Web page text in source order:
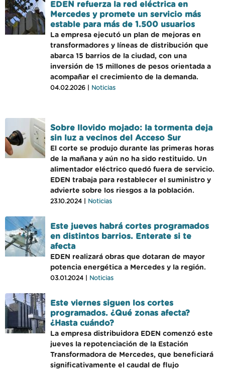
EDEN refuerza la red eléctrica en
Mercedes y promete un servicio más
estable para más de 1.500 usuarios
La empresa ejecutó un plan de mejoras en
transformadores y líneas de distribución que
abarca 15 barrios de la ciudad, con una
inversión de 15 millones de pesos orientada a
acompañar el crecimiento de la demanda.
04.02.2026 | Noticias
Sobre llovido mojado: la tormenta deja
sin luz a vecinos del Acceso Sur
El corte se produjo durante las primeras horas
de la mañana y aún no ha sido restituido. Un
alimentador eléctrico quedó fuera de servicio.
EDEN trabaja para restablecer el suministro y
advierte sobre los riesgos a la población.
23.10.2024 | Noticias
Este jueves habrá cortes programados
en distintos barrios. Enterate si te
afecta
EDEN realizará obras que dotaran de mayor
potencia energética a Mercedes y la región.
03.01.2024 | Noticias
Este viernes siguen los cortes
programados. ¿Qué zonas afecta?
¿Hasta cuándo?
La empresa distribuidora EDEN comenzó este
jueves la repotenciación de la Estación
Transformadora de Mercedes, que beneficiará
significativamente el caudal de flujo